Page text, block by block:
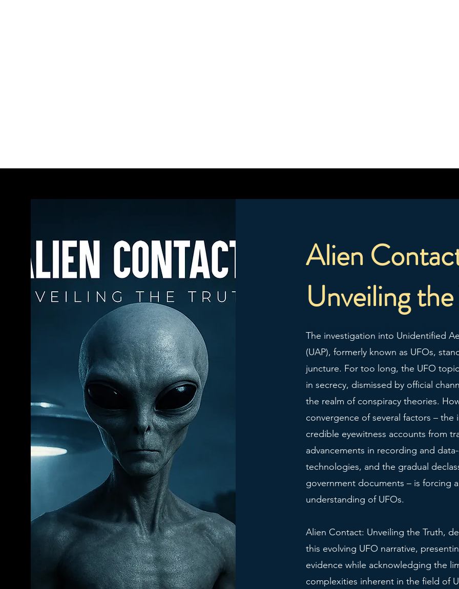
Alien
Unveiling
Authored by Brian Done
The investigation into Unidentified
(UAP), formerly known as UFOs,
juncture. For too long, the UFO
in secrecy, dismissed by official
the realm of conspiracy theories.
convergence of several factors – the
credible eyewitness accounts from
advancements in recording and
technologies, and the gradual
government documents – is forcing
understanding of UFOs.
Alien Contact: Unveiling the Truth,
this evolving UFO narrative,
evidence while acknowledging the
complexities inherent in the field of